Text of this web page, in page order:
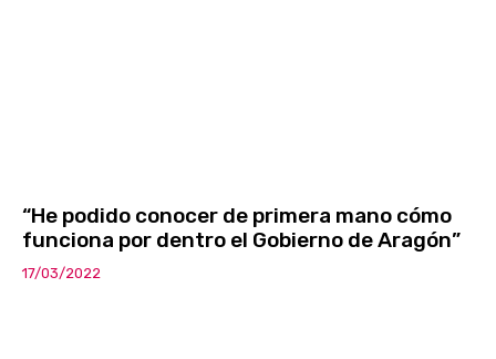
“He podido conocer de primera mano cómo
funciona por dentro el Gobierno de Aragón”
17/03/2022